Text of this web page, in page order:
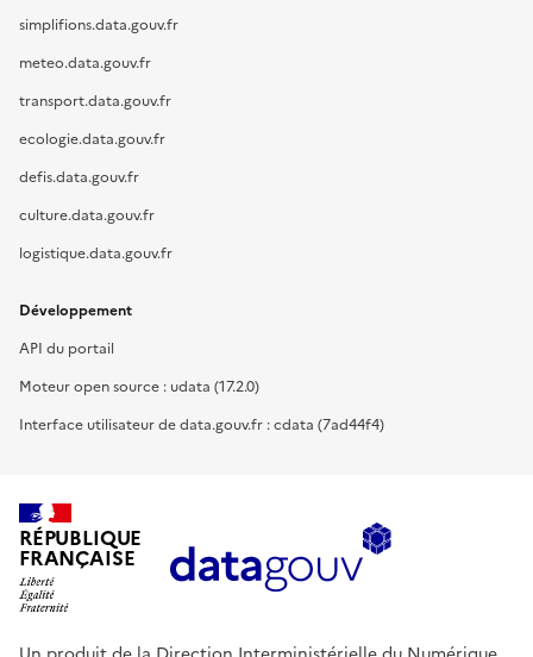
simplifions.data.gouv.fr
meteo.data.gouv.fr
transport.data.gouv.fr
ecologie.data.gouv.fr
defis.data.gouv.fr
culture.data.gouv.fr
logistique.data.gouv.fr
Développement
API du portail
Moteur open source : udata (17.2.0)
Interface utilisateur de data.gouv.fr : cdata (7ad44f4)
RÉPUBLIQUE
FRANÇAISE